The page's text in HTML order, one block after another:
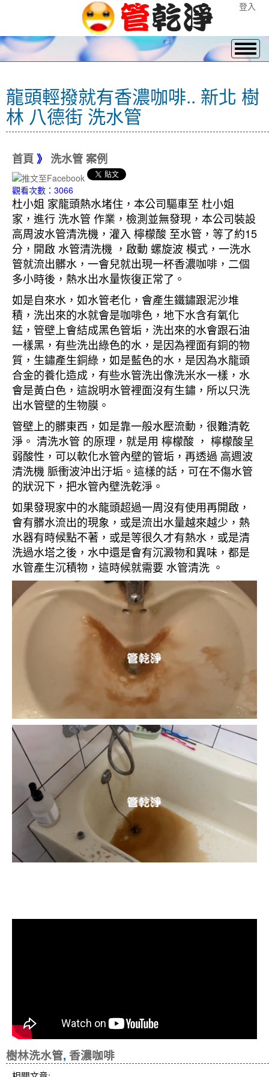
登入
龍頭輕撥就有香濃咖啡.. 新北 樹
林 八德街 洗水管
首頁 》 洗水管 案例
觀看次數：3066
杜小姐 家龍頭熱水堵住，本公司驅車至 杜小姐
家，進行 洗水管 作業，檢測並無發現，本公司裝設
高周波水管清洗機，灌入 檸檬酸 至水管，等了約15
分，開啟 水管清洗機 ，啟動 螺旋波 模式，一洗水
管就流出髒水，一會兒就出現一杯香濃咖啡，二個
多小時後，熱水出水量恢復正常了。
如是自來水，如水管老化，會產生鐵鏽跟泥沙堆
積，洗出來的水就會是咖啡色，地下水含有氧化
錳，管壁上會結成黑色管垢，洗出來的水會跟石油
一樣黑，有些洗出綠色的水，是因為裡面有銅的物
質，生鏽產生銅綠，如是藍色的水，是因為水龍頭
合金的養化造成，有些水管洗出像洗米水一樣，水
會是黃白色，這說明水管裡面沒有生鏽，所以只洗
出水管壁的生物膜。
管壁上的髒東西，如是靠一般水壓流動，很難清乾
淨。 清洗水管 的原理，就是用 檸檬酸 ， 檸檬酸呈
弱酸性，可以軟化水管內壁的管垢，再透過 高週波
清洗機 脈衝波沖出汙垢。這樣的話，可在不傷水管
的狀況下，把水管內壁洗乾淨。
如果發現家中的水龍頭超過一周沒有使用再開啟，
會有髒水流出的現象，或是流出水量越來越少，熱
水器有時候點不著，或是等很久才有熱水，或是清
洗過水塔之後，水中還是會有沉澱物和異味，都是
水管產生沉積物，這時候就需要 水管清洗 。
樹林洗水管, 香濃咖啡